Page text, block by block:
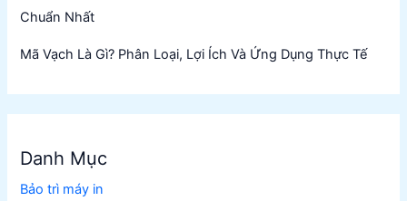
Chuẩn Nhất
Mã Vạch Là Gì? Phân Loại, Lợi Ích Và Ứng Dụng Thực Tế
Danh Mục
Bảo trì máy in